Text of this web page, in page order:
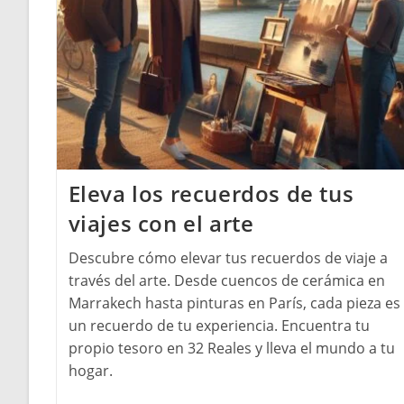
Eleva los recuerdos de tus
viajes con el arte
Descubre cómo elevar tus recuerdos de viaje a
través del arte. Desde cuencos de cerámica en
Marrakech hasta pinturas en París, cada pieza es
un recuerdo de tu experiencia. Encuentra tu
propio tesoro en 32 Reales y lleva el mundo a tu
hogar.